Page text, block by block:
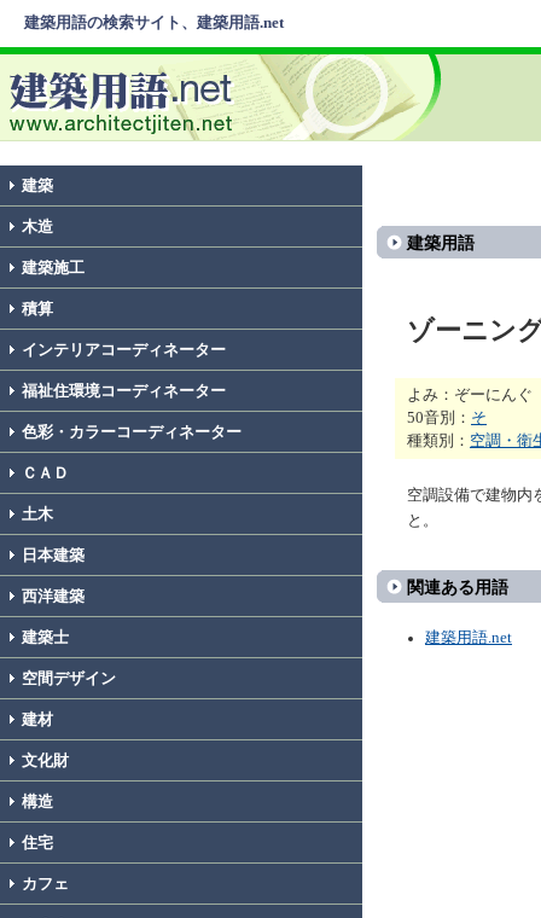
建築用語の検索サイト、建築用語.net
建築
木造
建築施工
積算
インテリアコーディネーター
福祉住環境コーディネーター
色彩・カラーコーディネーター
ＣＡＤ
土木
日本建築
西洋建築
建築士
空間デザイン
建材
文化財
構造
住宅
カフェ
建築用語
ゾーニン
よみ：ぞーにんぐ
50音別： そ
種類別： 空調・衛
空調設備で建物内
と。
関連ある用語
建築用語.net